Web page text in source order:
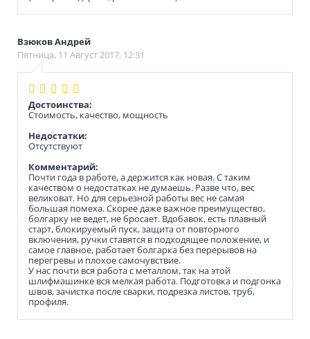
Взюков Андрей
Пятница, 11 Август 2017, 12:31
Достоинства:
Стоимость, качество, мощность
Недостатки:
Отсутствуют
Комментарий:
Почти года в работе, а держится как новая. С таким
качеством о недостатках не думаешь. Разве что, вес
великоват. Но для серьезной работы вес не самая
большая помеха. Скорее даже важное преимущество,
болгарку не ведет, не бросает. Вдобавок, есть плавный
старт, блокируемый пуск, защита от повторного
включения, ручки ставятся в подходящее положение, и
самое главное, работает болгарка без перерывов на
перегревы и плохое самочувствие.
У нас почти вся работа с металлом, так на этой
шлифмашинке вся мелкая работа. Подготовка и подгонка
швов, зачистка после сварки, подрезка листов, труб,
профиля.